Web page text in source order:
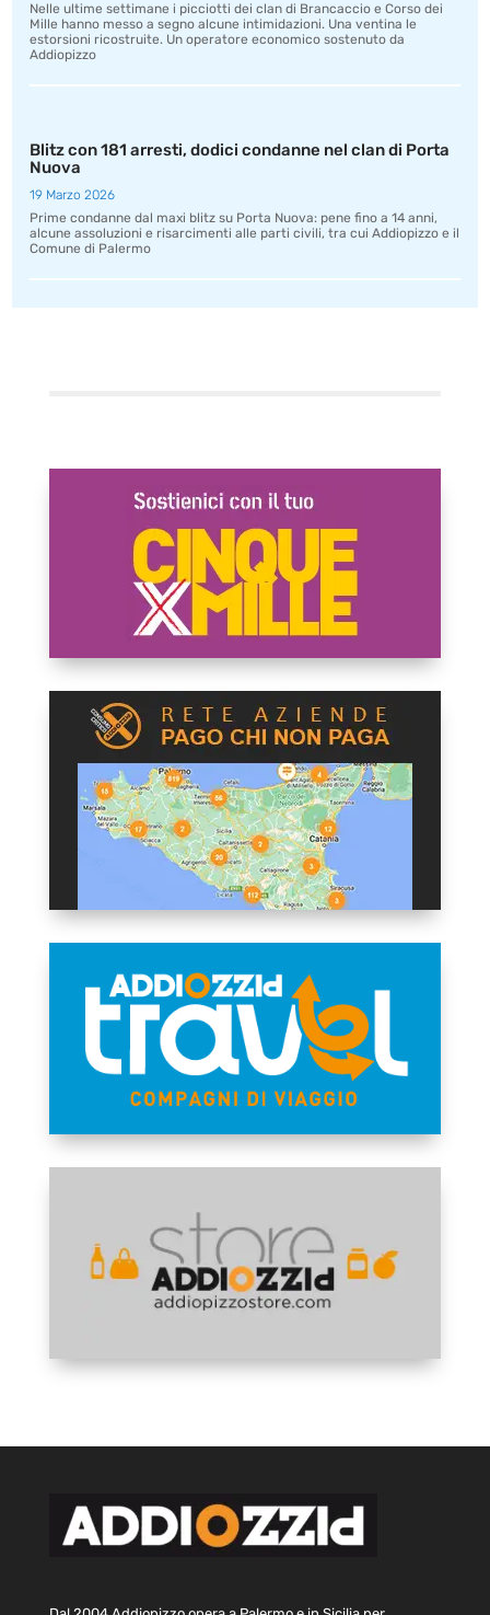
Nelle ultime settimane i picciotti dei clan di Brancaccio e Corso dei
Mille hanno messo a segno alcune intimidazioni. Una ventina le
estorsioni ricostruite. Un operatore economico sostenuto da
Addiopizzo
Blitz con 181 arresti, dodici condanne nel clan di Porta
Nuova
19 Marzo 2026
Prime condanne dal maxi blitz su Porta Nuova: pene fino a 14 anni,
alcune assoluzioni e risarcimenti alle parti civili, tra cui Addiopizzo e il
Comune di Palermo